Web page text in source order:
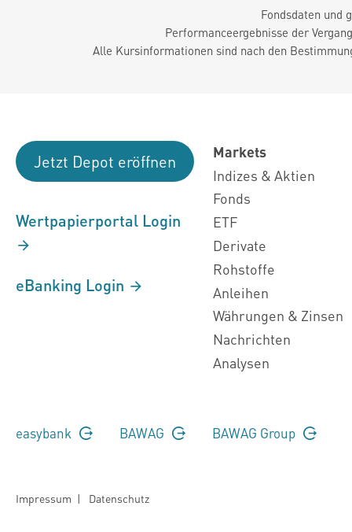
Fondsdaten und
Performanceergebnisse der
Alle Kursinformationen sind nach den
Jetzt Depot eröffnen
Wertpapierportal Login
eBanking Login
Markets
Indizes & Aktien
Fonds
ETF
Derivate
Rohstoffe
Anleihen
Währungen & Zinsen
Nachrichten
Analysen
easybank BAWAG BAWAG Group
Impressum | Datenschutz